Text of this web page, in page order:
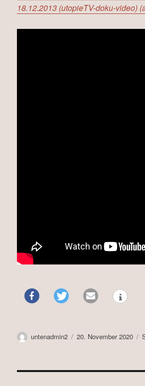
18.12.2013 (utopieTV-doku-video)
Author
untenadmin2
Posted
20. November 2020